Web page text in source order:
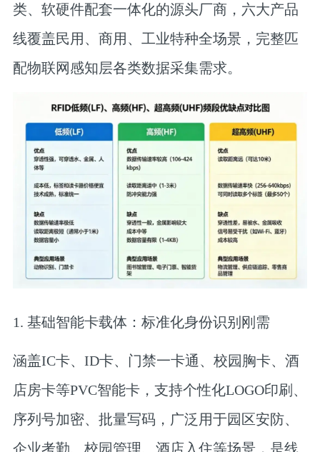
类、软硬件配套一体化的源头厂商，六大产品
线覆盖民用、商用、工业特种全场景，完整匹
配物联网感知层各类数据采集需求。
1. 基础智能卡载体：标准化身份识别刚需
涵盖IC卡、ID卡、门禁一卡通、校园胸卡、酒
店房卡等PVC智能卡，支持个性化LOGO印刷、
序列号加密、批量写码，广泛用于园区安防、
企业考勤、校园管理、酒店入住等场景，是线